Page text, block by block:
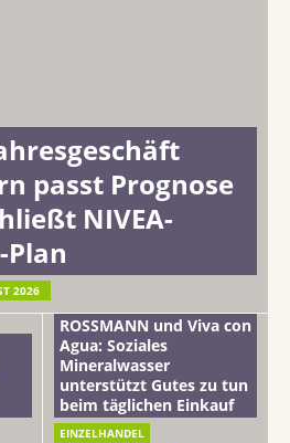
passt Prognose
NIVEA-
2026
ROSSMANN und Viva con
Agua: Soziales
Mineralwasser
unterstützt Gutes zu tun
beim täglichen Einkauf
EINZELHANDEL